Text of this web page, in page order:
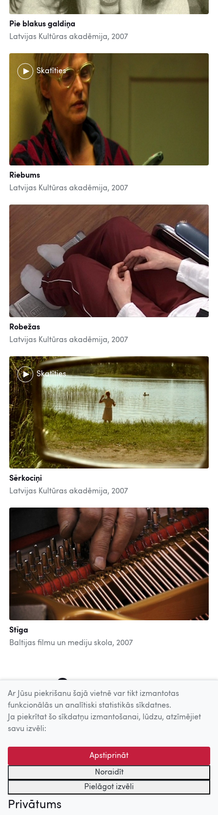
Pie blakus galdiņa
Latvijas Kultūras akadēmija, 2007
Skatīties
Riebums
Latvijas Kultūras akadēmija, 2007
Robežas
Latvijas Kultūras akadēmija, 2007
Skatīties
Sērkociņi
Latvijas Kultūras akadēmija, 2007
Stīga
Baltijas filmu un mediju skola, 2007
Uz augšu
© 2026 Nacionālais Kino centrs, Kultūras informācijas sistēmu
centrs. Sadarbības partneris: Latvijas Valsts
kinofotofonodokumentu arhīvs.
Ar Jūsu piekrišanu šajā vietnē var tikt izmantotas
funkcionālās un analītiski statistikās sīkdatnes.
Ja piekrītat šo sīkdatņu izmantošanai, lūdzu, atzīmējiet
savu izvēli:
Apstiprināt
Noraidīt
Pielāgot izvēli
Privātums